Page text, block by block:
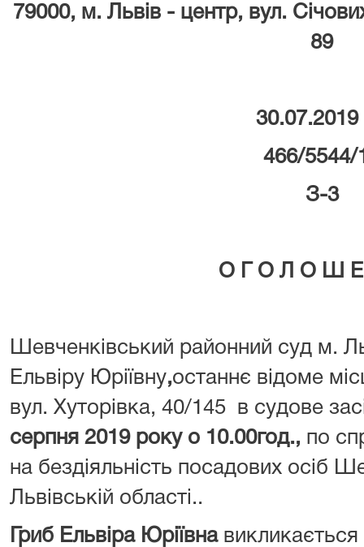
79000, м. Львів - центр, вул.
89
466/5544/
З-3
О Г О Л О Ш
Шевченківський районний суд м.
Ельвіру Юріївну,останнє відоме
вул. Хуторівка, 40/145 в судове
серпня 2019 року о 10.00год., по
на бездіяльність посадових осіб
Львівській області..
Гриб Ельвіра Юріївна